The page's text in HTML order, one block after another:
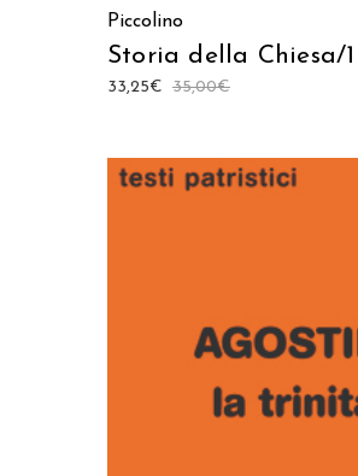
Piccolino
Storia della Chiesa/1
35,00€
33,25€
AGGIUNGI AL CARRELLO